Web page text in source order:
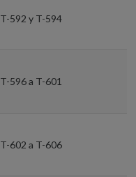
T-592 y T-594
T-596 a T-601
T-602 a T-606